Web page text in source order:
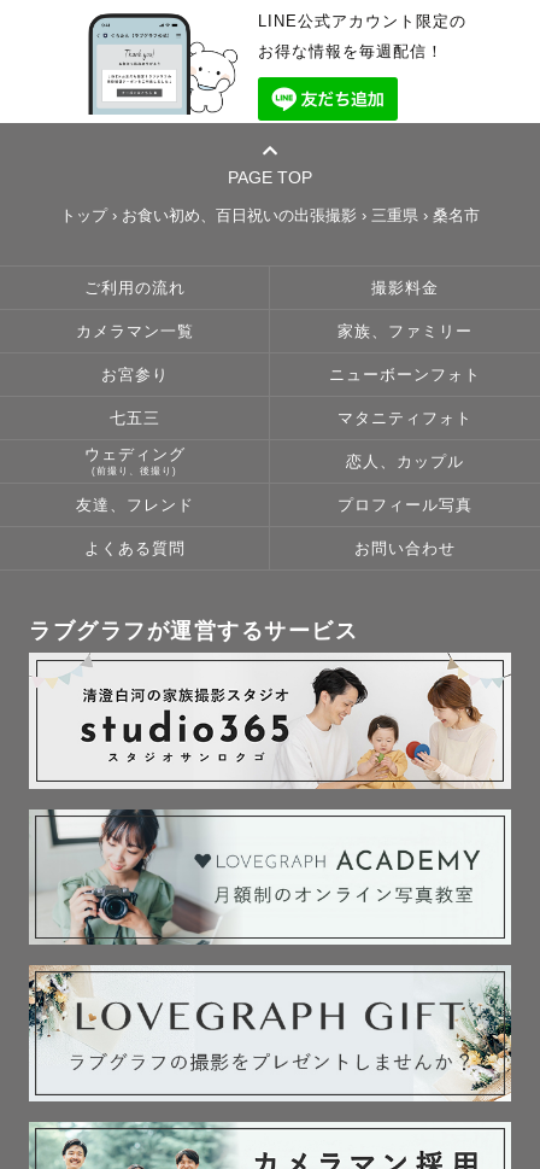
LINE公式アカウント限定の
お得な情報を毎週配信！
PAGE TOP
トップ › お食い初め、百日祝いの出張撮影 › 三重県 › 桑名市
ご利用の流れ 撮影料金
カメラマン一覧 家族、ファミリー
お宮参り ニューボーンフォト
七五三 マタニティフォト
ウェディング
(前撮り、後撮り)
恋人、カップル
友達、フレンド プロフィール写真
よくある質問 お問い合わせ
ラブグラフが運営するサービス